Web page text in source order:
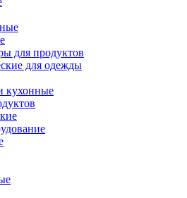
для продуктов
для одежды
кухонные